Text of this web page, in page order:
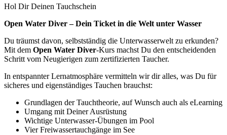
Hol Dir Deinen Tauchschein
Open Water Diver – Dein Ticket in die Welt unter Wasser
Du träumst davon, selbstständig die Unterwasserwelt zu erkunden?
Mit dem Open Water Diver-Kurs machst Du den entscheidenden
Schritt vom Neugierigen zum zertifizierten Taucher.
In entspannter Lernatmosphäre vermitteln wir dir alles, was Du für
sicheres und eigenständiges Tauchen brauchst:
Grundlagen der Tauchtheorie, auf Wunsch auch als eLearning
Umgang mit Deiner Ausrüstung
Wichtige Unterwasser-Übungen im Pool
Vier Freiwassertauchgänge im See